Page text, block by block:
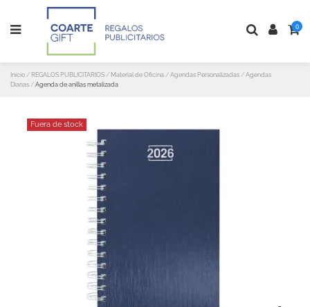
0
Inicio REGALOS PUBLICITARIOS Material de Oficina Agendas Personalizadas
Agendas
Diarias
Agenda de anillas metalizada
Fuera de stock